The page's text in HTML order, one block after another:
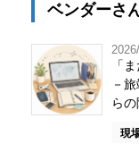
ベンダーさ
「
－
ら
現